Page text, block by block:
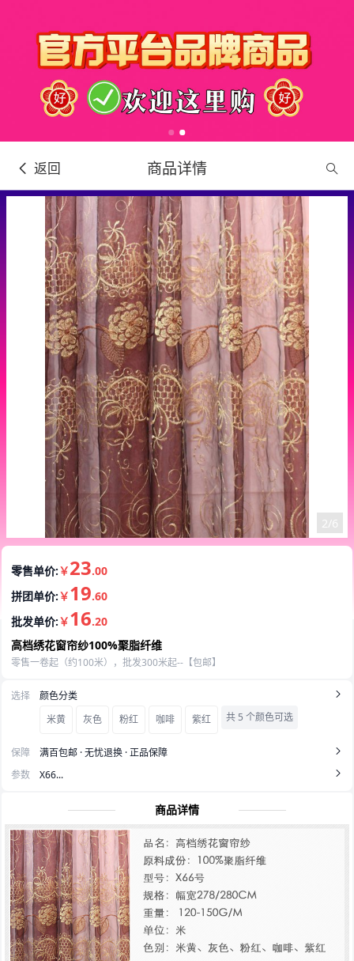
返回 商品详情
3/6
零售单价:￥23.00
拼团单价:￥19.60
批发单价:￥16.20
高档绣花窗帘纱100%聚脂纤维
零售一卷起（约100米），批发300米起--【包邮】
选择
颜色分类
米黄
灰色 粉红 咖啡 紫红 共 5 个颜色可选
保障
满百包邮 · 无忧退换 · 正品保障
参数
X66...
商品详情